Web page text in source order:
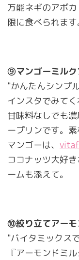
万能ネギのアボ
限に食べられます
⑨マンゴーミルク
"かんたんシンプ
インスタでみて
甘味料なしでも
ープリンです。
マンゴーは、
ココナッツ大好
ームも添えて。
⑩絞り立てアーモ
"バイタミックス
『アーモンドミ